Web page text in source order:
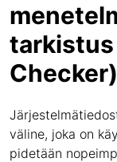
tarkistus
Checker)
väline, joka on
pidetään